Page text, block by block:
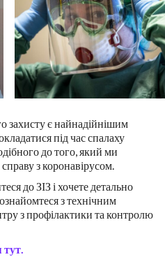
захисту є найнадійнішим
під час спалаху
до того, який ми
з коронавірусом.
до ЗІЗ і хочете детально
з технічним
з профілактики та контролю
тут.